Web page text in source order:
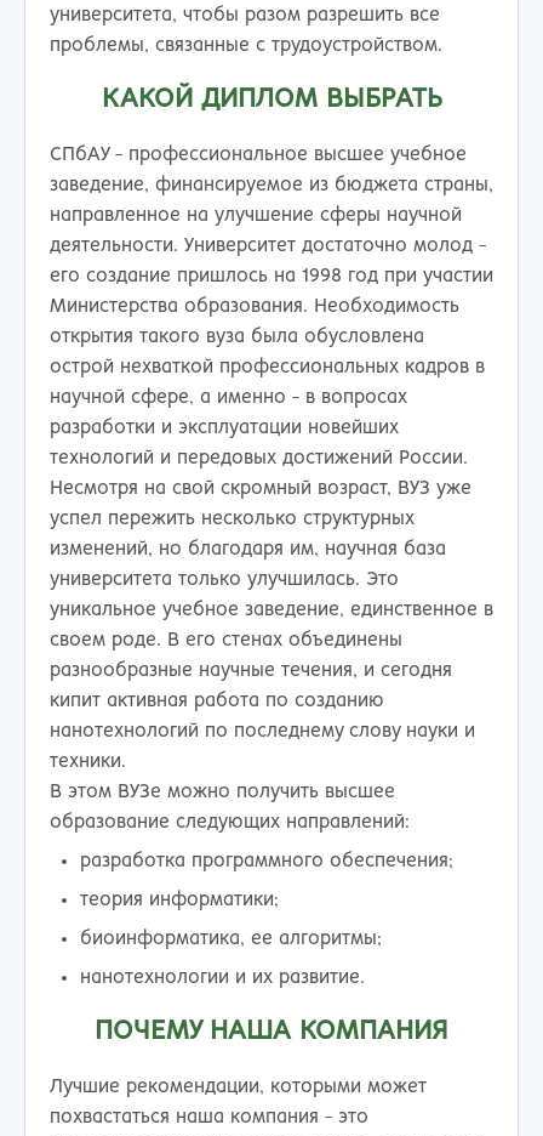
университета, чтобы разом разрешить все
проблемы, связанные с трудоустройством.
КАКОЙ ДИПЛОМ ВЫБРАТЬ
СПбАУ - профессиональное высшее учебное
заведение, финансируемое из бюджета страны,
направленное на улучшение сферы научной
деятельности. Университет достаточно молод -
его создание пришлось на 1998 год при участии
Министерства образования. Необходимость
открытия такого вуза была обусловлена
острой нехваткой профессиональных кадров в
научной сфере, а именно - в вопросах
разработки и эксплуатации новейших
технологий и передовых достижений России.
Несмотря на свой скромный возраст, ВУЗ уже
успел пережить несколько структурных
изменений, но благодаря им, научная база
университета только улучшилась. Это
уникальное учебное заведение, единственное в
своем роде. В его стенах объединены
разнообразные научные течения, и сегодня
кипит активная работа по созданию
нанотехнологий по последнему слову науки и
техники.
В этом ВУЗе можно получить высшее
образование следующих направлений:
разработка программного обеспечения;
теория информатики;
биоинформатика, ее алгоритмы;
нанотехнологии и их развитие.
ПОЧЕМУ НАША КОМПАНИЯ
Лучшие рекомендации, которыми может
похвастаться наша компания - это